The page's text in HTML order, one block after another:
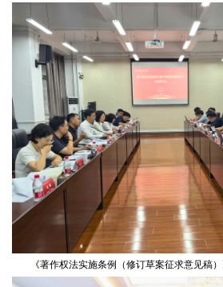
《著作权法实施条例（修订草案征求意见稿